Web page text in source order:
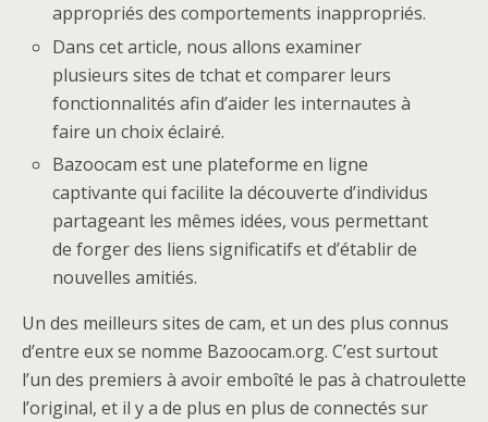
appropriés des comportements inappropriés.
Dans cet article, nous allons examiner
plusieurs sites de tchat et comparer leurs
fonctionnalités afin d’aider les internautes à
faire un choix éclairé.
Bazoocam est une plateforme en ligne
captivante qui facilite la découverte d’individus
partageant les mêmes idées, vous permettant
de forger des liens significatifs et d’établir de
nouvelles amitiés.
Un des meilleurs sites de cam, et un des plus connus
d’entre eux se nomme Bazoocam.org. C’est surtout
l’un des premiers à avoir emboîté le pas à chatroulette
l’original, et il y a de plus en plus de connectés sur